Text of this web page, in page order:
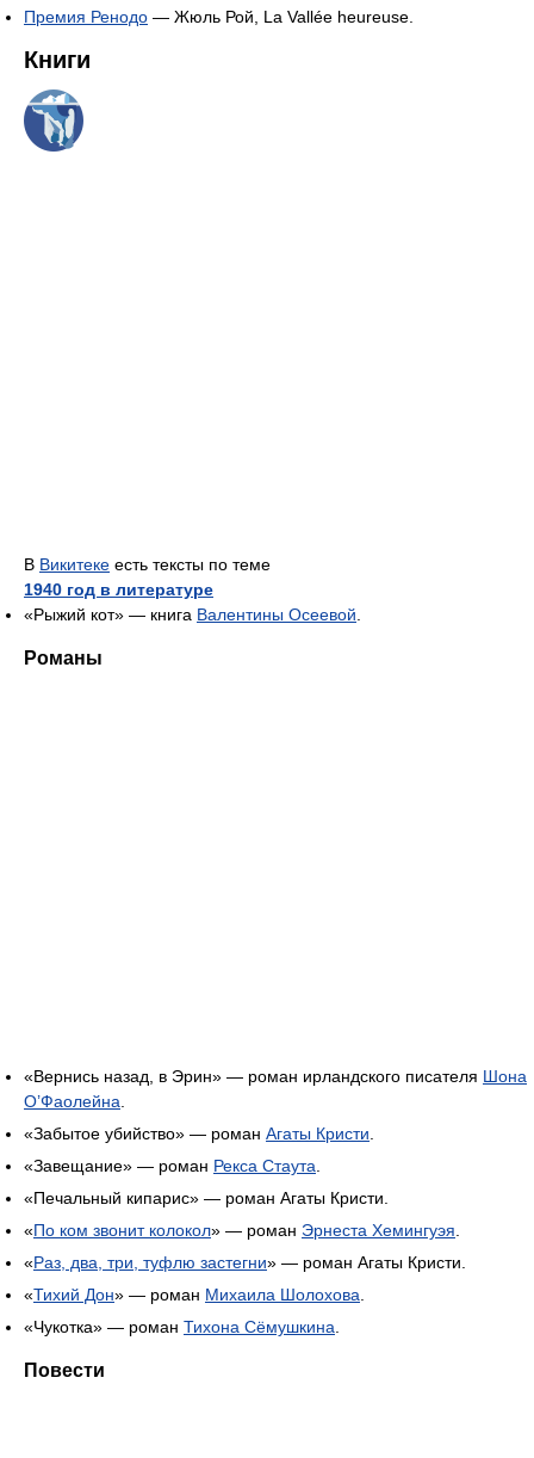
Премия Ренодо — Жюль Рой, La Vallée heureuse.
Книги
В Викитеке есть тексты по теме
1940 год в литературе
«Рыжий кот» — книга Валентины Осеевой
Романы
«Вернись назад, в Эрин» — роман ирландского писателя Шона
О’Фаолейна
«Забытое убийство» — роман Агаты Кристи
«Завещание» — роман Рекса Стаута
«Печальный кипарис» — роман Агаты Кристи.
«По ком звонит колокол» — роман Эрнеста Хемингуэя
«Раз, два, три, туфлю застегни» — роман Агаты Кристи.
«Тихий Дон» — роман Михаила Шолохова
«Чукотка» — роман Тихона Сёмушкина
Повести